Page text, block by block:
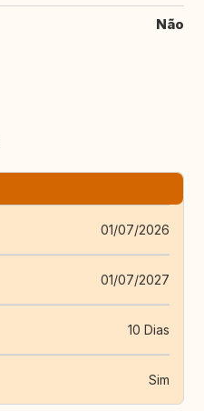
Não
01/07/2026
01/07/2027
10 Dias
Sim